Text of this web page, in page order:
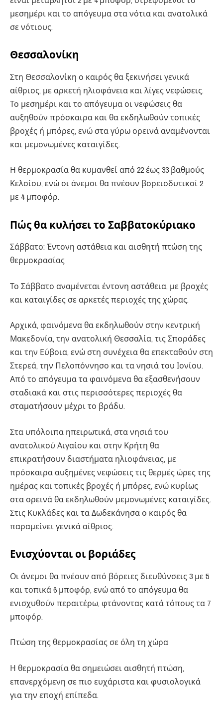
μεσημέρι και το απόγευμα στα νότια και ανατολικά
σε νότιους.
Θεσσαλονίκη
Στη Θεσσαλονίκη ο καιρός θα ξεκινήσει γενικά
αίθριος, με αρκετή ηλιοφάνεια και λίγες νεφώσεις.
Το μεσημέρι και το απόγευμα οι νεφώσεις θα
αυξηθούν πρόσκαιρα και θα εκδηλωθούν τοπικές
βροχές ή μπόρες, ενώ στα γύρω ορεινά αναμένονται
και μεμονωμένες καταιγίδες.
Η θερμοκρασία θα κυμανθεί από 22 έως 33 βαθμούς
Κελσίου, ενώ οι άνεμοι θα πνέουν βορειοδυτικοί 2
με 4 μποφόρ.
Πώς θα κυλήσει το Σαββατοκύριακο
Σάββατο: Έντονη αστάθεια και αισθητή πτώση της
θερμοκρασίας
Το Σάββατο αναμένεται έντονη αστάθεια, με βροχές
και καταιγίδες σε αρκετές περιοχές της χώρας.
Αρχικά, φαινόμενα θα εκδηλωθούν στην κεντρική
Μακεδονία, την ανατολική Θεσσαλία, τις Σποράδες
και την Εύβοια, ενώ στη συνέχεια θα επεκταθούν στη
Στερεά, την Πελοπόννησο και τα νησιά του Ιονίου.
Από το απόγευμα τα φαινόμενα θα εξασθενήσουν
σταδιακά και στις περισσότερες περιοχές θα
σταματήσουν μέχρι το βράδυ.
Στα υπόλοιπα ηπειρωτικά, στα νησιά του
ανατολικού Αιγαίου και στην Κρήτη θα
επικρατήσουν διαστήματα ηλιοφάνειας, με
πρόσκαιρα αυξημένες νεφώσεις τις θερμές ώρες της
ημέρας και τοπικές βροχές ή μπόρες, ενώ κυρίως
στα ορεινά θα εκδηλωθούν μεμονωμένες καταιγίδες.
Στις Κυκλάδες και τα Δωδεκάνησα ο καιρός θα
παραμείνει γενικά αίθριος.
Ενισχύονται οι βοριάδες
Οι άνεμοι θα πνέουν από βόρειες διευθύνσεις 3 με 5
και τοπικά 6 μποφόρ, ενώ από το απόγευμα θα
ενισχυθούν περαιτέρω, φτάνοντας κατά τόπους τα 7
μποφόρ.
Πτώση της θερμοκρασίας σε όλη τη χώρα
Η θερμοκρασία θα σημειώσει αισθητή πτώση,
επανερχόμενη σε πιο ευχάριστα και φυσιολογικά
για την εποχή επίπεδα.